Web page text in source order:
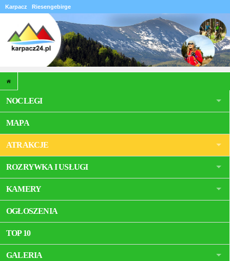
Karpacz Riesengebirge
NOCLEGI
MAPA
ATRAKCJE
ROZRYWKA I USŁUGI
KAMERY
OGŁOSZENIA
TOP 10
GALERIA